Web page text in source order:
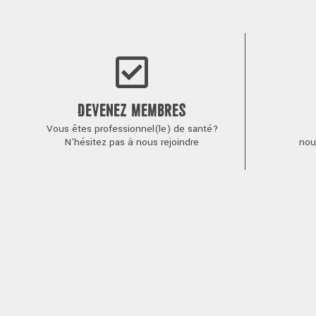
DEVENEZ MEMBRES
Vous êtes professionnel(le) de santé?
N'hésitez pas à nous rejoindre